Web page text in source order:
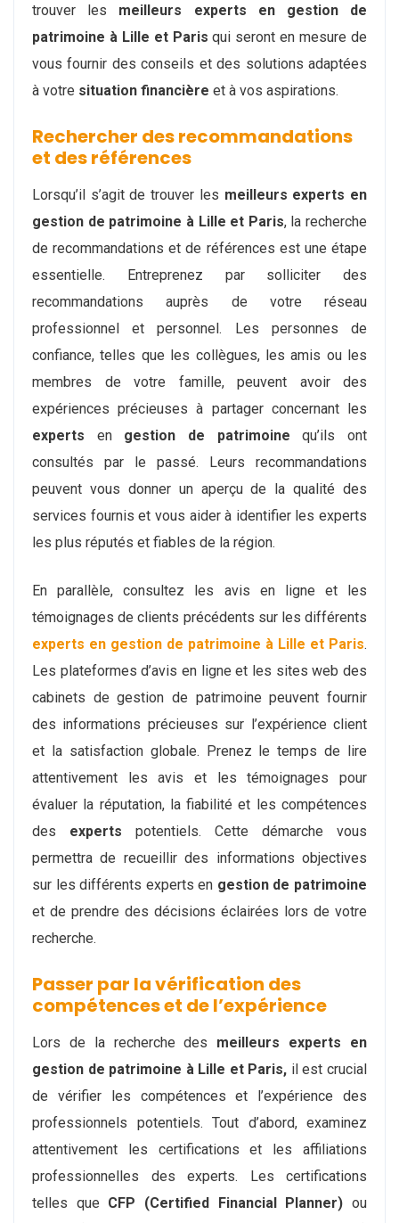
trouver les meilleurs experts en gestion de
patrimoine à Lille et Paris qui seront en mesure de
vous fournir des conseils et des solutions adaptées
à votre situation financière et à vos aspirations.
Rechercher des recommandations
et des références
Lorsqu’il s’agit de trouver les meilleurs experts en
gestion de patrimoine à Lille et Paris, la recherche
de recommandations et de références est une étape
essentielle. Entreprenez par solliciter des
recommandations auprès de votre réseau
professionnel et personnel. Les personnes de
confiance, telles que les collègues, les amis ou les
membres de votre famille, peuvent avoir des
expériences précieuses à partager concernant les
experts en gestion de patrimoine qu’ils ont
consultés par le passé. Leurs recommandations
peuvent vous donner un aperçu de la qualité des
services fournis et vous aider à identifier les experts
les plus réputés et fiables de la région.
En parallèle, consultez les avis en ligne et les
témoignages de clients précédents sur les différents
experts en gestion de patrimoine à Lille et Paris.
Les plateformes d’avis en ligne et les sites web des
cabinets de gestion de patrimoine peuvent fournir
des informations précieuses sur l’expérience client
et la satisfaction globale. Prenez le temps de lire
attentivement les avis et les témoignages pour
évaluer la réputation, la fiabilité et les compétences
des experts potentiels. Cette démarche vous
permettra de recueillir des informations objectives
sur les différents experts en gestion de patrimoine
et de prendre des décisions éclairées lors de votre
recherche.
Passer par la vérification des
compétences et de l’expérience
Lors de la recherche des meilleurs experts en
gestion de patrimoine à Lille et Paris, il est crucial
de vérifier les compétences et l’expérience des
professionnels potentiels. Tout d’abord, examinez
attentivement les certifications et les affiliations
professionnelles des experts. Les certifications
telles que CFP (Certified Financial Planner) ou